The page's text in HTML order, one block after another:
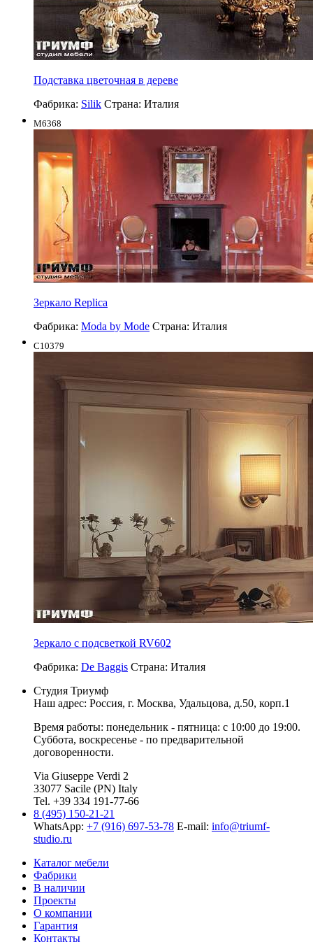
Подставка цветочная в дереве
Фабрика: Silik Страна: Италия
M6368
Зеркало Replica
Фабрика: Moda by Mode Страна: Италия
C10379
Зеркало с подсветкой RV602
Фабрика: De Baggis Страна: Италия
Студия Триумф
Наш адрес: Россия, г. Москва, Удальцова, д.50, корп.1
Время работы: понедельник - пятница: с 10:00 до 19:00.
Суббота, воскресенье - по предварительной
договоренности.
Via Giuseppe Verdi 2
33077 Sacile (PN) Italy
Tel. +39 334 191-77-66
8 (495) 150-21-21
WhatsApp: +7 (916) 697-53-78 E-mail: info@triumf-
studio.ru
Каталог мебели
Фабрики
В наличии
Проекты
О компании
Гарантия
Контакты